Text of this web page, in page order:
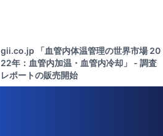
gii.co.jp 「血管内体温管理の世界市場 20
22年：血管内加温・血管内冷却」 - 調査
レポートの販売開始